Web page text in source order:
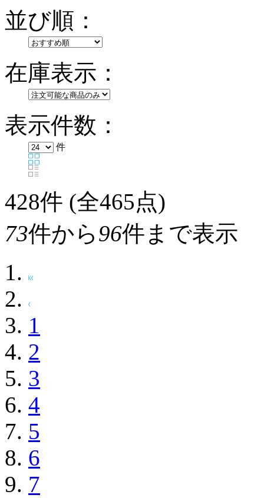
並び順：
在庫表示：
表示件数：
件
428件 (全465点)
73件から96件まで表示
1
2
3
4
5
6
7